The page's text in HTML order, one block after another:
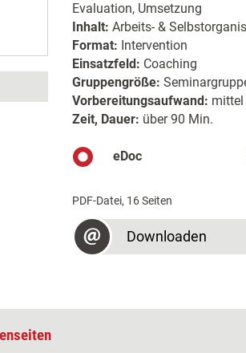
Evaluation, Umsetzung
Inhalt: Arbeits- &
Format: Intervention
Einsatzfeld: Coaching
Gruppengröße:
Vorbereitungsaufwand: mittel
Zeit, Dauer: über 90 Min.
eDoc
PDF-Datei, 16 Seiten
Downloaden